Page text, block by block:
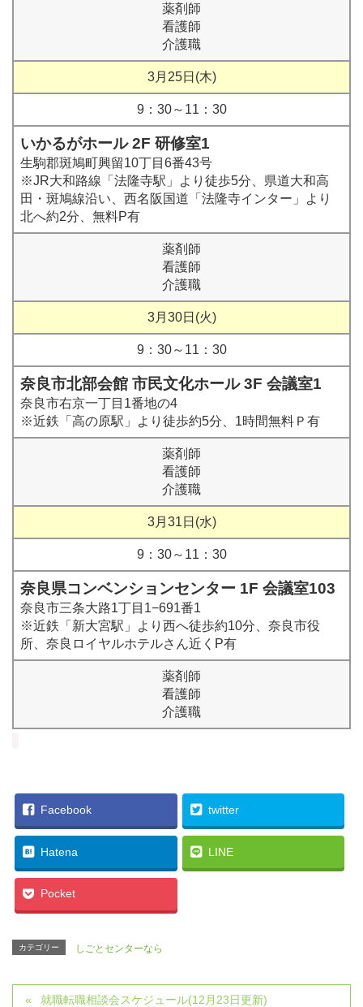
薬剤師
看護師
介護職
3月25日(木)
9：30～11：30
いかるがホール 2F 研修室1
生駒郡斑鳩町興留10丁目6番43号
※JR大和路線「法隆寺駅」より徒歩5分、県道大和高
田・斑鳩線沿い、西名阪国道「法隆寺インター」より
北へ約2分、無料P有
薬剤師
看護師
介護職
3月30日(火)
9：30～11：30
奈良市北部会館 市民文化ホール 3F 会議室1
奈良市右京一丁目1番地の4
※近鉄「高の原駅」より徒歩約5分、1時間無料Ｐ有
薬剤師
看護師
介護職
3月31日(水)
9：30～11：30
奈良県コンベンションセンター 1F 会議室103
奈良市三条大路1丁目1−691番1
※近鉄「新大宮駅」より西へ徒歩約10分、奈良市役
所、奈良ロイヤルホテルさん近くP有
薬剤師
看護師
介護職
Facebook twitter
Hatena LINE
Pocket
カテゴリー しごとセンターなら
就職転職相談会スケジュール(12月23日更新)